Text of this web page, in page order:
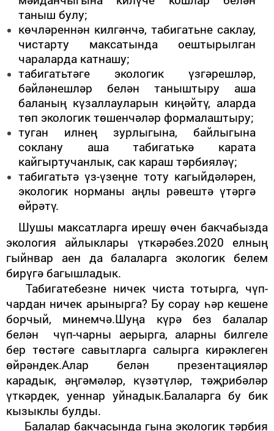
таныш булу;
көчләреннән килгәнчә, табигатьне саклау,
чистарту максатында оештырылган
чараларда катнашу;
табигатьтәге экологик үзгәрешләр,
бәйләнешләр белән таныштыру аша
баланың күзаллауларын киңәйтү, аларда
төп экологик төшенчәләр формалаштыру;
туган илнең зурлыгына, байлыгына
соклану аша табигатькә карата
кайгыртучанлык, сак караш тәрбияләү;
табигатьтә үз-үзеңне тоту кагыйдәләрен,
экологик норманы аңлы рәвештә үтәргә
өйрәтү.
Шушы максатларга ирешү өчен бакчабызда
экология айлыклары үткәрәбез.2020 елның
гыйнвар аен да балаларга экологик белем
бирүгә багышладык.
Табигатебезне ничек чиста тотырга, чүп-
чардан ничек арынырга? Бу сорау һәр кешене
борчый, минемчә.Шуңа күрә без балалар
белән чүп-чарны аерырга, аларны билгеле
бер төстәге савытларга салырга кирәклеген
өйрәндек.Алар белән презентацияләр
карадык, әңгәмәләр, күзәтүләр, тәҗрибәләр
үткәрдек, уеннар уйнадык.Балаларга бу бик
кызыклы булды.
Балалар бакчасында гына экологик тәрбия